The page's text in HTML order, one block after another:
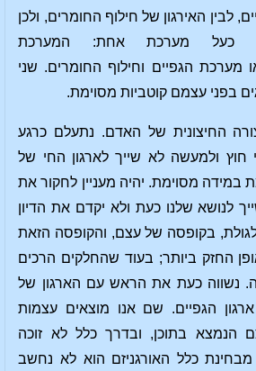
לבין האירגון של חילוף החומרים, ולכן
כעל מערכת אחת: המערכת
מערכת הגפיים וחילוף החומרים. שני
בפני עצמם קוטביות מסוימת.
החיצונית של האדם. נתעלם כרגע
חוץ ולמעשה לא שייך לארגון החי של
במידה מסוימת. יהיה מעניין לחקור את
לנושא שלנו כעת ולא יקדם את הדיון
בקופסה של עצם, והקופסה הזאת
החזק ביותר; בעוד שהחלקים הרכים
נשווה כעת את הראש עם הארגון של
הגפיים. שם אנו מוצאים עצמות
הנמצא בתוכן, ובדרך כלל לא זוכה
כלל האורגניזם הוא לא נחשב